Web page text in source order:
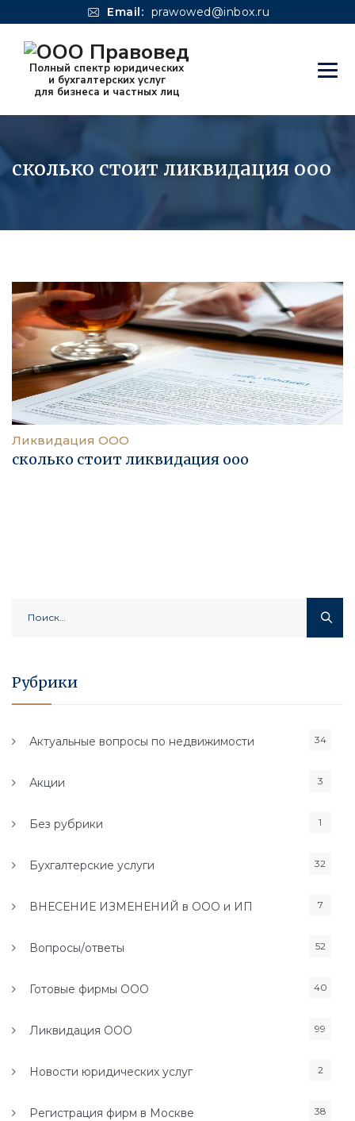
Email: prawowed@inbox.ru
сколько стоит ликвидация ооо
Ликвидация ООО
сколько стоит ликвидация ооо
Рубрики
Актуальные вопросы по недвижимости 34
Акции 3
Без рубрики 1
Бухгалтерские услуги 32
ВНЕСЕНИЕ ИЗМЕНЕНИЙ в ООО и ИП 7
Вопросы/ответы 52
Готовые фирмы ООО 40
Ликвидация ООО 99
Новости юридических услуг 2
Регистрация фирм в Москве 38